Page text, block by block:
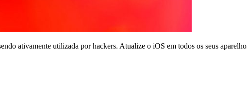
ativamente utilizada por hackers. Atualize o iOS em todos os seus